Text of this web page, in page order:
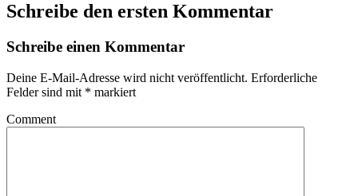
Schreibe den ersten Kommentar
Schreibe einen Kommentar
Deine E-Mail-Adresse wird nicht veröffentlicht. Erforderliche
Felder sind mit * markiert
Comment